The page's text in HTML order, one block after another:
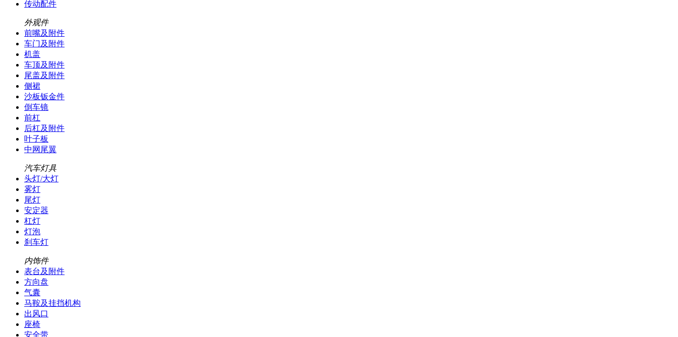
传动配件
外观件
前嘴及附件
车门及附件
机盖
车顶及附件
尾盖及附件
侧裙
沙板钣金件
倒车镜
前杠
后杠及附件
叶子板
中网尾翼
汽车灯具
头灯/大灯
雾灯
尾灯
安定器
杠灯
灯泡
刹车灯
内饰件
表台及附件
方向盘
气囊
马鞍及挂挡机构
出风口
座椅
安全带